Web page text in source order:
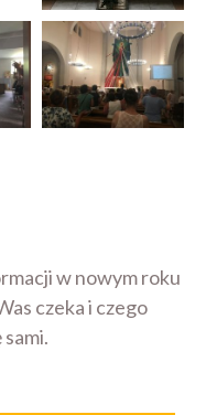
w nowym roku
czeka i czego